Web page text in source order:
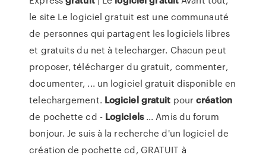
le site Le logiciel gratuit est une communauté
de personnes qui partagent les logiciels libres
et gratuits du net à telecharger. Chacun peut
proposer, télécharger du gratuit, commenter,
documenter, ... un logiciel gratuit disponible en
telechargement. Logiciel gratuit pourcréation
de pochette cd - Logiciels... Amis du forum
bonjour. Je suis à la recherche d'un logiciel de
création de pochette cd, GRATUIT à